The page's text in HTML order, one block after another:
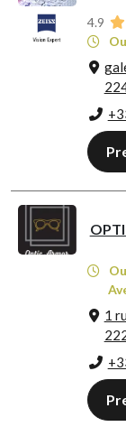
4.9
1